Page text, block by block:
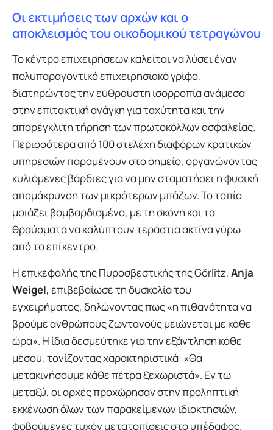
Οι εκτιμήσεις των αρχών και ο
αποκλεισμός του οικοδομικού τετραγώνου
Το κέντρο επιχειρήσεων καλείται να λύσει έναν
πολυπαραγοντικό επιχειρησιακό γρίφο,
διατηρώντας την εύθραυστη ισορροπία ανάμεσα
στην επιτακτική ανάγκη για ταχύτητα και την
απαρέγκλιτη τήρηση των πρωτοκόλλων ασφαλείας.
Περισσότερα από 100 στελέχη διαφόρων κρατικών
υπηρεσιών παραμένουν στο σημείο, οργανώνοντας
κυλιόμενες βάρδιες για να μην σταματήσει η φυσική
απομάκρυνση των μικρότερων μπάζων. Το τοπίο
μοιάζει βομβαρδισμένο, με τη σκόνη και τα
θραύσματα να καλύπτουν τεράστια ακτίνα γύρω
από το επίκεντρο.
Η επικεφαλής της Πυροσβεστικής της Görlitz, Anja
Weigel, επιβεβαίωσε τη δυσκολία του
εγχειρήματος, δηλώνοντας πως «η πιθανότητα να
βρούμε ανθρώπους ζωντανούς μειώνεται με κάθε
ώρα». Η ίδια δεσμεύτηκε για την εξάντληση κάθε
μέσου, τονίζοντας χαρακτηριστικά: «Θα
μετακινήσουμε κάθε πέτρα ξεχωριστά». Εν τω
μεταξύ, οι αρχές προχώρησαν στην προληπτική
εκκένωση όλων των παρακείμενων ιδιοκτησιών,
φοβούμενες τυχόν μετατοπίσεις στο υπέδαφος.